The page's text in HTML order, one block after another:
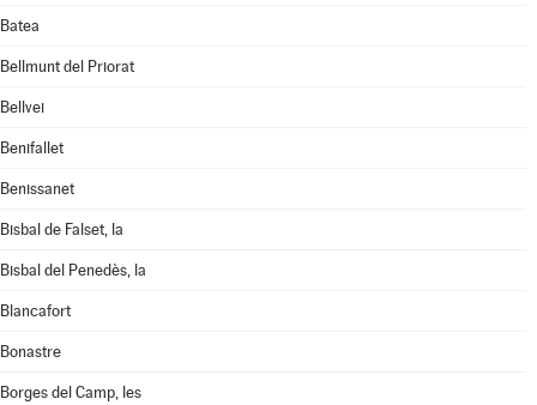
Batea
Bellmunt del Priorat
Bellvei
Benifallet
Benissanet
Bisbal de Falset, la
Bisbal del Penedès, la
Blancafort
Bonastre
Borges del Camp, les